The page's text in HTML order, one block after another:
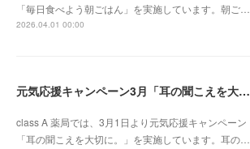
「毎日食べよう朝ごはん」を実施しています。朝ご…
2026.04.01 00:00
元気応援キャンペーン3月「耳の聞こえを大切に。」
class A 薬局では、3月1日より元気応援キャンペーン
「耳の聞こえを大切に。」を実施しています。耳の…